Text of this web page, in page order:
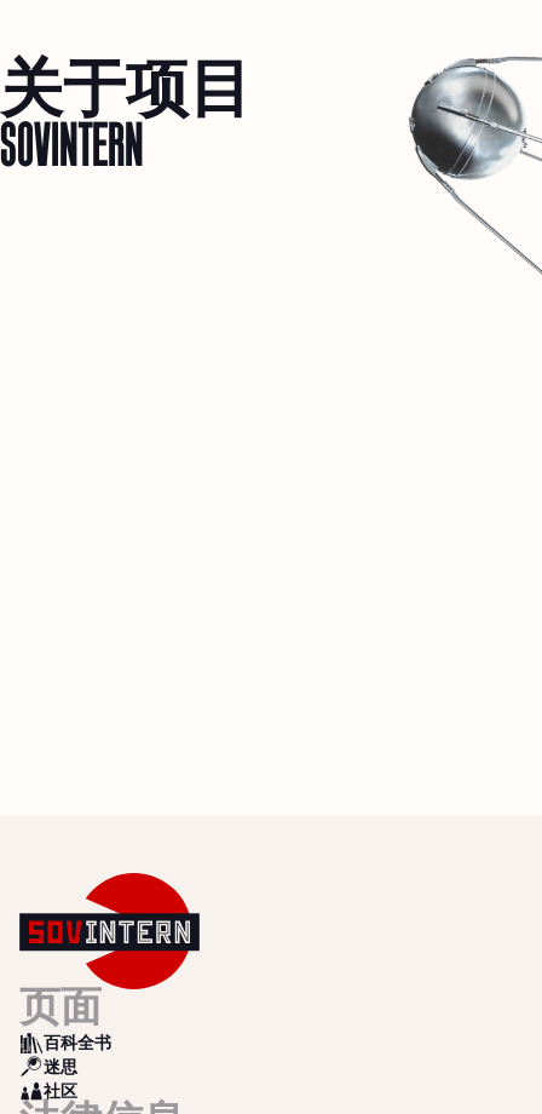
关于项目
SOVINTERN
页面
BOOKS
百科全书
SEARCH
迷思
COMMUNITY
社区